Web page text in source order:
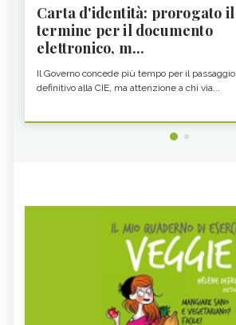
Carta d'identità: prorogato il
termine per il documento
elettronico, m...
Il Governo concede più tempo per il passaggio
definitivo alla CIE, ma attenzione a chi via...